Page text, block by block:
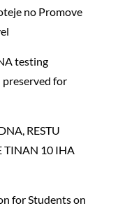
no Promove
testing
preserved for
RESTU
TINAN 10 IHA
for Students on